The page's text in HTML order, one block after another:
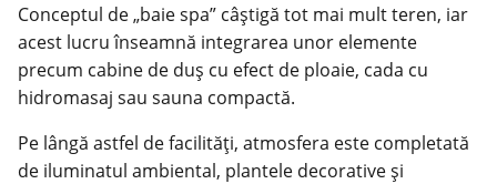
Conceptul de „baie spa” câștigă tot mai mult teren, iar
acest lucru înseamnă integrarea unor elemente
precum cabine de duș cu efect de ploaie, cada cu
hidromasaj sau sauna compactă.
Pe lângă astfel de facilități, atmosfera este completată
de iluminatul ambiental, plantele decorative și